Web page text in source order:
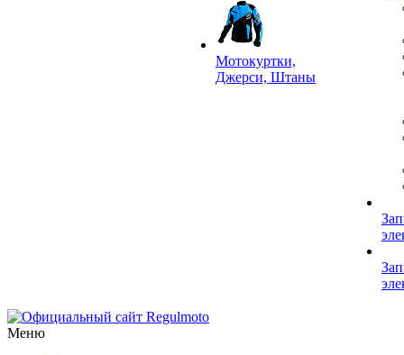
Мотокуртки,
Джерси, Штаны
Меню